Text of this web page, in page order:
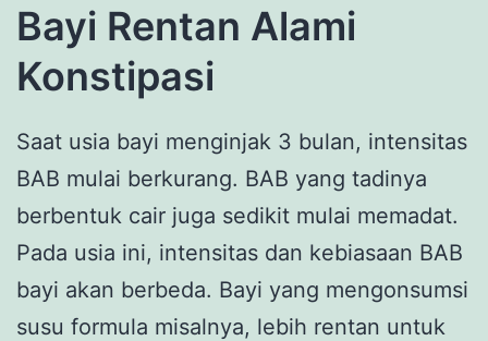
Bayi Rentan Alami
Konstipasi
Saat usia bayi menginjak 3 bulan, intensitas
BAB mulai berkurang. BAB yang tadinya
berbentuk cair juga sedikit mulai memadat.
Pada usia ini, intensitas dan kebiasaan BAB
bayi akan berbeda. Bayi yang mengonsumsi
susu formula misalnya, lebih rentan untuk